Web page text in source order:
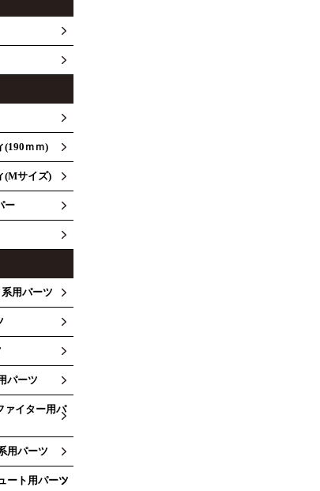
(190ｍｍ)
(Mサイズ)
ー
用パーツ
パーツ
ァイター用パ
用パーツ
ート用パーツ